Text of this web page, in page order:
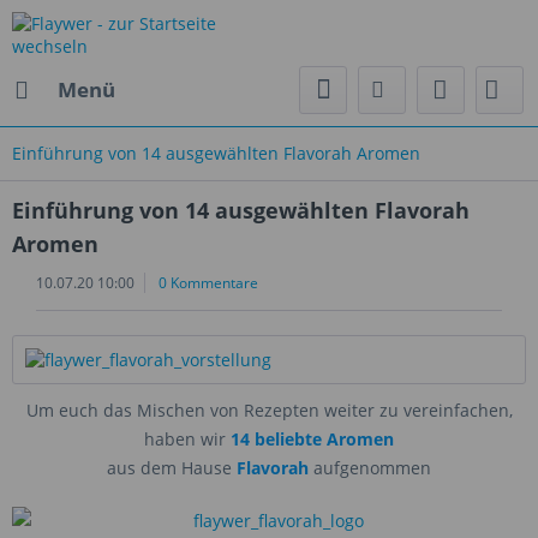
Menü
Einführung von 14 ausgewählten Flavorah Aromen
Einführung von 14 ausgewählten Flavorah
Aromen
10.07.20 10:00 0 Kommentare
Um euch das Mischen von Rezepten weiter zu vereinfachen,
haben wir 14 beliebte Aromen
aus dem Hause Flavorah aufgenommen